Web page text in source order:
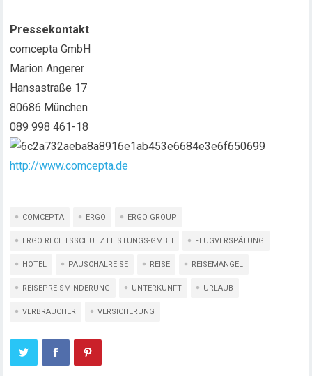
Pressekontakt
comcepta GmbH
Marion Angerer
Hansastraße 17
80686 München
089 998 461-18
http://www.comcepta.de
COMCEPTA ERGO ERGO GROUP
ERGO RECHTSSCHUTZ LEISTUNGS-GMBH FLUGVERSPÄTUNG
HOTEL PAUSCHALREISE REISE REISEMANGEL
REISEPREISMINDERUNG UNTERKUNFT URLAUB
VERBRAUCHER VERSICHERUNG